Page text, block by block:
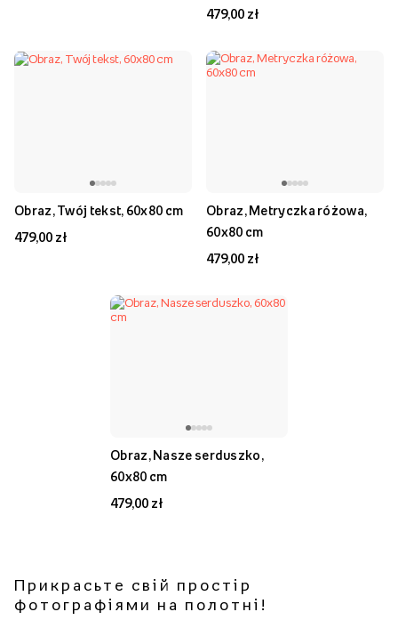
479,00 zł
Obraz, Twój tekst, 60x80 cm
479,00 zł
Obraz, Metryczka różowa,
60x80 cm
479,00 zł
Obraz, Nasze serduszko,
60x80 cm
479,00 zł
Прикрасьте свій простір
фотографіями на полотні!